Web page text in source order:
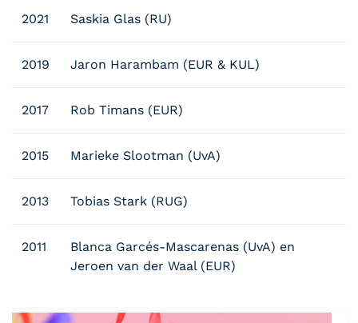
2021 Saskia Glas (RU)
2019 Jaron Harambam (EUR & KUL)
2017 Rob Timans (EUR)
2015 Marieke Slootman (UvA)
2013 Tobias Stark (RUG)
2011
Blanca Garcés-Mascarenas (UvA) en
Jeroen van der Waal (EUR)